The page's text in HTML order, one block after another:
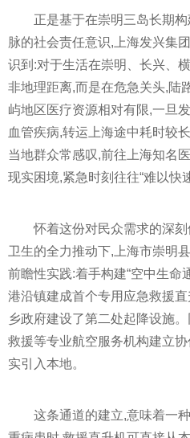
正是基于在崇明三岛长期
脉的社会责任意识,上海发兴集
识到:对于生活在崇明、长兴、
非地理距离,而是在危急关头,陆
屿地区医疗资源相对有限,一旦
血管疾病,转运上海途中耗时较
当地群众常感叹,前往上海知名
现实困境,紧急时刻往往“难以快
怀着这份对民众需求的深
卫生的全力推动下,上海市崇明
前瞻性实践:着手构建“空中生命
港沿镇建成首个专用应急救援
乡政府建设了第二处起降设施
救援等专业航空服务机构建立
实引入本地。
这条通道的建立,意味着一